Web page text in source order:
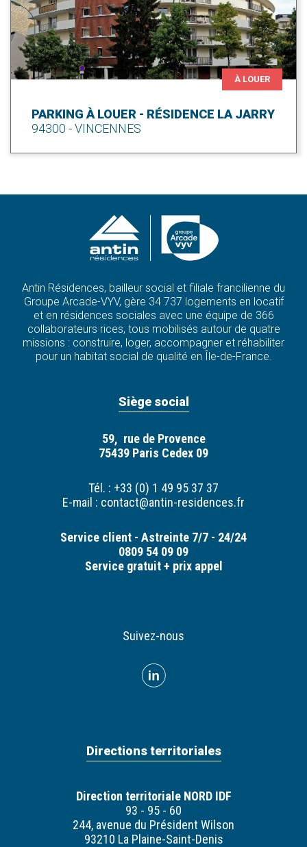
À LOUER
PARKING À LOUER - RÉSIDENCE LA JARRY
94300 - VINCENNES
Antin Résidences, bailleur social et filiale francilienne du
Groupe Arcade-VYV, gère 34 737 logements en locatif
et en résidences sociales avec une équipe de 366
collaborateurs·rices, tous mobilisés autour de quatre
missions : construire, loger, accompagner et réhabiliter
pour un habitat social de qualité en Île-de-France.
Siège social
59, rue de Provence
75439 Paris Cedex 09
Tél. : +33 (0) 1 49 95 37 37
E-mail : contact@antin-residences.fr
Service client - Astreinte 7/7 - 24/24
0809 54 09 09
Service gratuit + prix appel
Suivez-nous
Directions territoriales
Direction territoriale NORD IDF
93 - 95 - 60
244, avenue du Président Wilson
93210 La Plaine-Saint-Denis